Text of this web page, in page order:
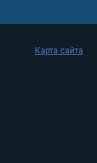
Карта сайта